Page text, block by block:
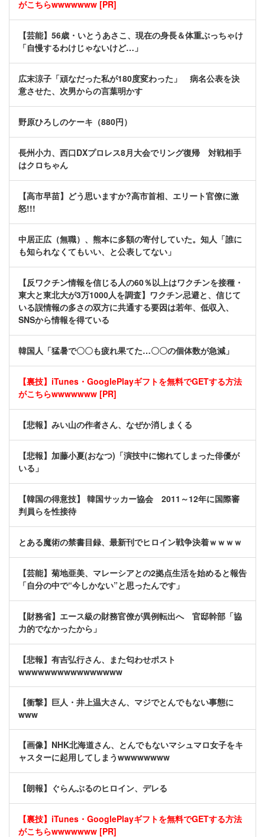
がこちらwwwwwww [PR]
【芸能】56歳・いとうあさこ、現在の身長＆体重ぶっちゃけ
「自慢するわけじゃないけど…」
広末涼子「頑なだった私が180度変わった」 病名公表を決
意させた、次男からの言葉明かす
野原ひろしのケーキ（880円）
長州小力、西口DXプロレス8月大会でリング復帰 対戦相手
はクロちゃん
【高市早苗】どう思いますか?高市首相、エリート官僚に激
怒!!!
中居正広（無職）、熊本に多額の寄付していた。知人「誰に
も知られなくてもいい、と公表してない」
【反ワクチン情報を信じる人の60％以上はワクチンを接種・
東大と東北大が3万1000人を調査】ワクチン忌避と、信じて
いる誤情報の多さの双方に共通する要因は若年、低収入、
SNSから情報を得ている
韓国人「猛暑で〇〇も疲れ果てた…〇〇の個体数が急減」
【裏技】iTunes・GooglePlayギフトを無料でGETする方法
がこちらwwwwwww [PR]
【悲報】みい山の作者さん、なぜか消しまくる
【悲報】加藤小夏(おなつ)「演技中に惚れてしまった俳優が
いる」
【韓国の得意技】 韓国サッカー協会 2011～12年に国際審
判員らを性接待
とある魔術の禁書目録、最新刊でヒロイン戦争決着ｗｗｗｗ
【芸能】菊地亜美、マレーシアとの2拠点生活を始めると報告
「自分の中で“今しかない”と思ったんです」
【財務省】エース級の財務官僚が異例転出へ 官邸幹部「協
力的でなかったから」
【悲報】有吉弘行さん、また匂わせポスト
wwwwwwwwwwwwwwww
【衝撃】巨人・井上温大さん、マジでとんでもない事態に
www
【画像】NHK北海道さん、とんでもないマシュマロ女子をキ
ャスターに起用してしまうwwwwwwww
【朗報】ぐらんぶるのヒロイン、デレる
【裏技】iTunes・GooglePlayギフトを無料でGETする方法
がこちらwwwwwww [PR]